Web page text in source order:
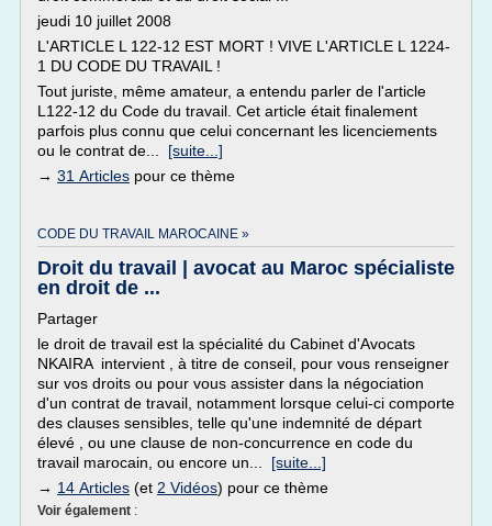
jeudi 10 juillet 2008
L'ARTICLE L 122-12 EST MORT ! VIVE L'ARTICLE L 1224-
1 DU CODE DU TRAVAIL !
Tout juriste, même amateur, a entendu parler de l'article
L122-12 du Code du travail. Cet article était finalement
parfois plus connu que celui concernant les licenciements
ou le contrat de... [suite...]
→ 31 Articles pour ce thème
CODE DU TRAVAIL MAROCAINE »
Droit du travail | avocat au Maroc spécialiste
en droit de ...
Partager
le droit de travail est la spécialité du Cabinet d'Avocats
NKAIRA intervient , à titre de conseil, pour vous renseigner
sur vos droits ou pour vous assister dans la négociation
d'un contrat de travail, notamment lorsque celui-ci comporte
des clauses sensibles, telle qu'une indemnité de départ
élevé , ou une clause de non-concurrence en code du
travail marocain, ou encore un... [suite...]
→ 14 Articles (et 2 Vidéos) pour ce thème
Voir également :